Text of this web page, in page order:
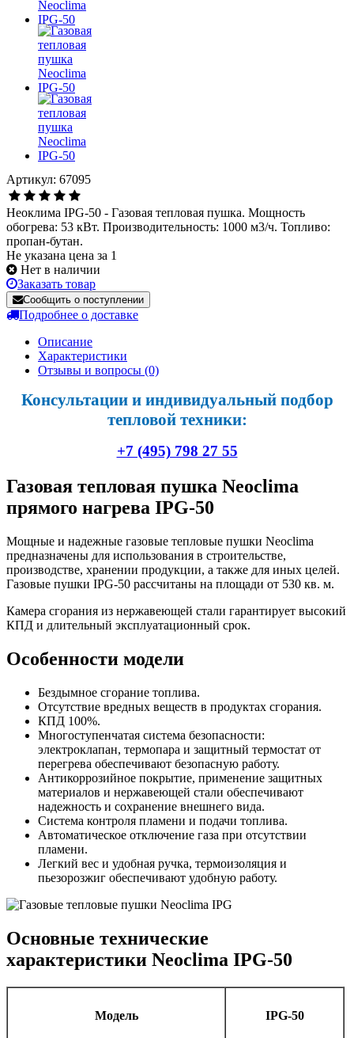
Артикул: 67095
Неоклима IPG-50 - Газовая тепловая пушка. Мощность
обогрева: 53 кВт. Производительность: 1000 м3/ч. Топливо:
пропан-бутан.
Не указана цена за 1
Нет в наличии
Заказать товар
Сообщить о поступлении
Подробнее о доставке
Описание
Характеристики
Отзывы и вопросы (0)
Консультации и индивидуальный подбор
тепловой техники:
+7 (495) 798 27 55
Газовая тепловая пушка Neoclima
прямого нагрева IPG-50
Мощные и надежные газовые тепловые пушки Neoclima
предназначены для использования в строительстве,
производстве, хранении продукции, а также для иных целей.
Газовые пушки IPG-50 рассчитаны на площади от 530 кв. м.
Камера сгорания из нержавеющей стали гарантирует высокий
КПД и длительный эксплуатационный срок.
Особенности модели
Бездымное сгорание топлива.
Отсутствие вредных веществ в продуктах сгорания.
КПД 100%.
Многоступенчатая система безопасности:
электроклапан, термопара и защитный термостат от
перегрева обеспечивают безопасную работу.
Антикоррозийное покрытие, применение защитных
материалов и нержавеющей стали обеспечивают
надежность и сохранение внешнего вида.
Система контроля пламени и подачи топлива.
Автоматическое отключение газа при отсутствии
пламени.
Легкий вес и удобная ручка, термоизоляция и
пьезорозжиг обеспечивают удобную работу.
Основные технические
характеристики Neoclima IPG-50
Модель IPG-50